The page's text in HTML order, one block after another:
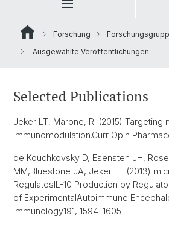
Forschung
Ausgewählte Veröffentlichungen
Selected Publications
Jeker LT, Marone, R. (2015) Targeting
immunomodulation.Curr Opin
de Kouchkovsky D, Esensten JH,
MM,Bluestone JA, Jeker LT (2013)
RegulatesIL-10 Production by
of ExperimentalAutoimmune
immunology191, 1594–1605